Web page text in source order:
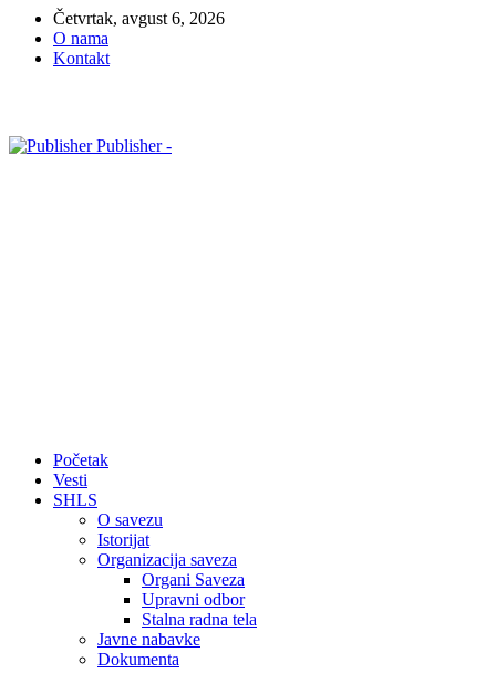
Četvrtak, avgust 6, 2026
O nama
Kontakt
Publisher -
Početak
Vesti
SHLS
O savezu
Istorijat
Organizacija saveza
Organi Saveza
Upravni odbor
Stalna radna tela
Javne nabavke
Dokumenta